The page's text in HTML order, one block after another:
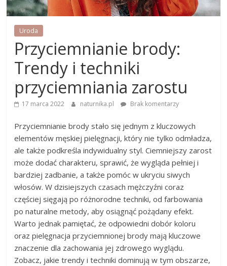
Uroda
Przyciemnianie brody:
Trendy i techniki
przyciemniania zarostu
17 marca 2022 naturnika.pl Brak komentarzy
Przyciemnianie brody stało się jednym z kluczowych
elementów męskiej pielęgnacji, który nie tylko odmładza,
ale także podkreśla indywidualny styl. Ciemniejszy zarost
może dodać charakteru, sprawić, że wygląda pełniej i
bardziej zadbanie, a także pomóc w ukryciu siwych
włosów. W dzisiejszych czasach mężczyźni coraz
częściej sięgają po różnorodne techniki, od farbowania
po naturalne metody, aby osiągnąć pożądany efekt.
Warto jednak pamiętać, że odpowiedni dobór koloru
oraz pielęgnacja przyciemnionej brody mają kluczowe
znaczenie dla zachowania jej zdrowego wyglądu.
Zobacz, jakie trendy i techniki dominują w tym obszarze,